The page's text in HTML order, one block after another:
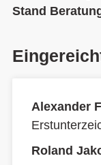
Stand
Alexander
Roland